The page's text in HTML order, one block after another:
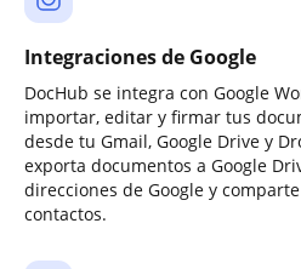
Integraciones de Google
DocHub se integra con Google
importar, editar y firmar tus
desde tu Gmail, Google Drive y
exporta documentos a Google
direcciones de Google y
contactos.